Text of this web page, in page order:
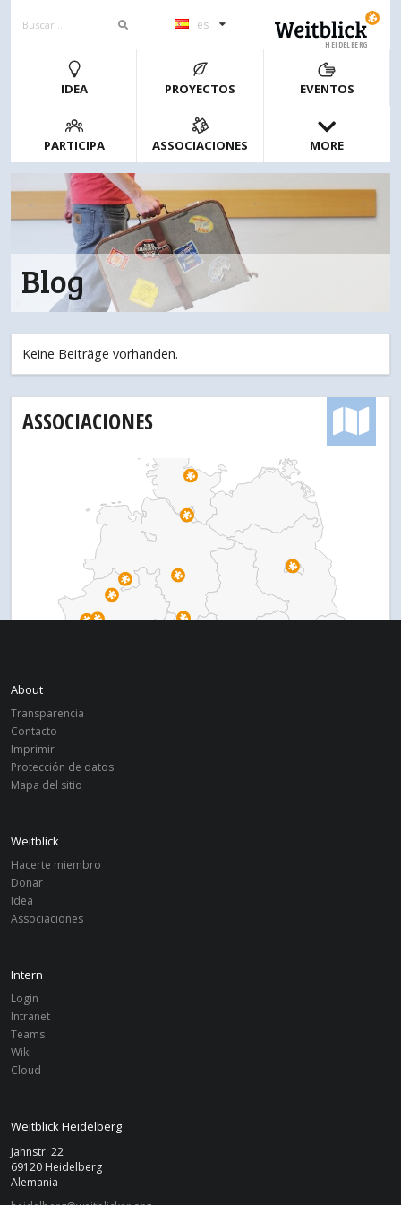
es
HEIDELBERG
IDEA PROYECTOS EVENTOS
PARTICIPA ASSOCIACIONES MORE
Blog
Keine Beiträge vorhanden.
ASSOCIACIONES
FILTRO
Associaciones
De
Buscar
About
Transparencia
Contacto
Imprimir
Protección de datos
Mapa del sitio
Weitblick
Hacerte miembro
Donar
Idea
Associaciones
Intern
Login
Intranet
Teams
Wiki
Cloud
Weitblick Heidelberg
Jahnstr. 22
69120 Heidelberg
Alemania